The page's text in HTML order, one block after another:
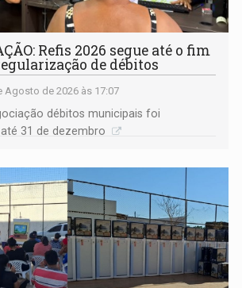
Refis 2026 segue até o fim
de débitos
Agosto de 2026 às 17:07
débitos municipais foi
31 de dezembro